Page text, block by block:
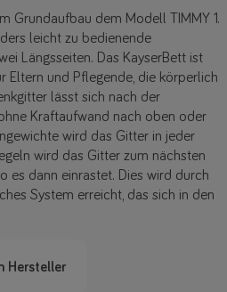
Grundaufbau dem Modell TIMMY 1.
leicht zu bedienende
Längsseiten. Das KayserBett ist
Eltern und Pflegende, die körperlich
lässt sich nach der
Kraftaufwand nach oben oder
wird das Gitter in jeder
wird das Gitter zum nächsten
es dann einrastet. Dies wird durch
System erreicht, das sich in den
Hersteller